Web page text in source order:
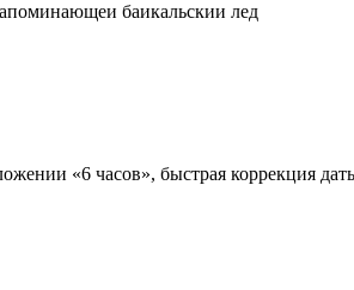
баикальскии лед
«6 часов», быстрая коррекция